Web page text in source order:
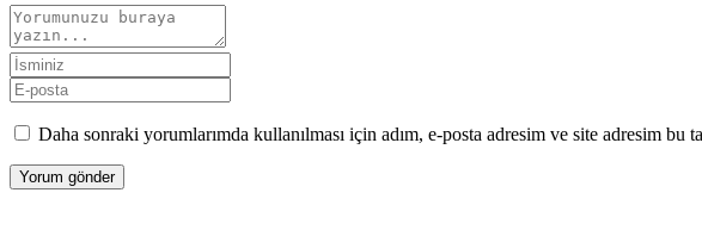
Daha sonraki yorumlarımda kullanılması için adım, e-posta adresim ve site adresim bu